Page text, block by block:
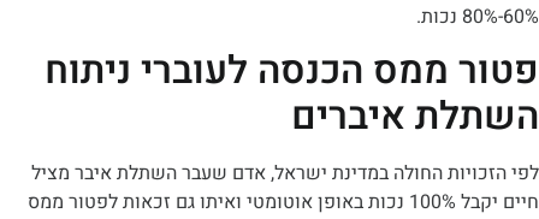
ממס הכנסה לעוברי ניתוח
איברים
החולה במדינת ישראל, אדם שעבר השתלת איבר מציל
חיים יקבל 100% נכות באופן אוטומטי ואיתו גם זכאות לפטור ממס